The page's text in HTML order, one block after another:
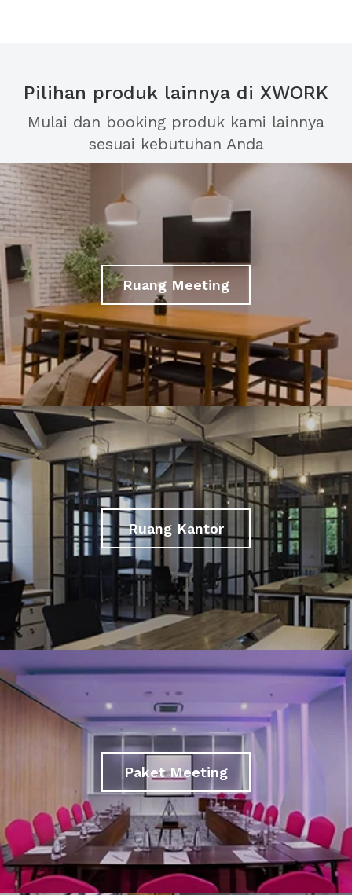
Pilihan produk lainnya di XWORK
Mulai dan booking produk kami lainnya
sesuai kebutuhan Anda
Ruang Meeting
Ruang Kantor
Paket Meeting